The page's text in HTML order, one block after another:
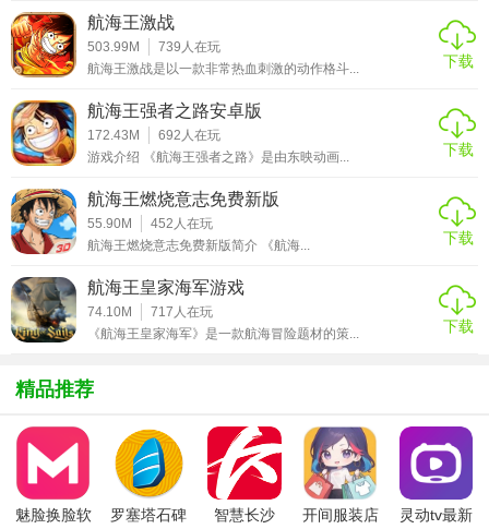
担。购买基础月卡后，玩家在当月内每天都能领取一定数量
的金币。金币作为游戏中的基础货币，用途极为广泛，无论
是用于购买角色培养所需的道具、提升角色等级，还是在商
店中兑换各种珍稀物品，都离不开它。每天稳定获得的金
币，能够帮助玩家在日常游戏中更加从容地进行资源积累，
逐步提升自己的实力。此外，基础月卡还会为玩家提供额外
的体力恢复。在游戏中，体力是参与各种副本、活动的重要
限制因素，充足的体力意味着玩家可以更频繁地挑战副本，
获取更多的经验和奖励。额外的体力恢复，无疑能让玩家在
游戏中更加高效地推进进度，不会因为体力不足而耽误游戏
进程。
速提升实力的玩家量身定制的。进阶月卡的价格通常在 68 元
也更加丰厚。购买进阶月卡后，玩家除了能获得比基础月卡
更多的金币外，还会额外得到一些稀有的角色碎片。角色碎
片是合成和提升角色星级的关键材料，通过收集足够的角色
碎片，玩家可以将心仪的角色培养得更为强大，解锁更多强
航海王激战
503.99M 739 人在玩
航海王激战是以一款非常热血刺激的动作格斗...
下载
航海王强者之路安卓版
172.43M 692 人在玩
游戏介绍 《航海王强者之路》是由东映动画...
下载
航海王燃烧意志免费新版
55.90M 452 人在玩
航海王燃烧意志免费新版简介 《航海...
下载
航海王皇家海军游戏
74.10M 717 人在玩
《航海王皇家海军》是一款航海冒险题材的策...
下载
精品推荐
魅脸换脸软
罗塞塔石碑
智慧长沙
开间服装店
灵动tv最新